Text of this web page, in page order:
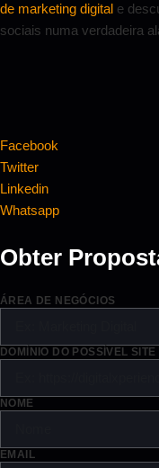
de marketing digital e
sociais numa verdadeira
Facebook
Twitter
Linkedin
Whatsapp
Obter
ÁREA DE NEGÓCIOS
DOMÍNIO DO POSSÍVEL SITE
NOME
EMAIL